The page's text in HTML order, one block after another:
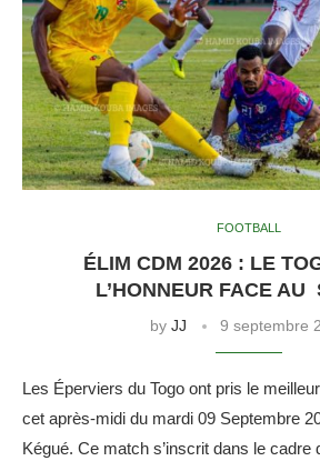
FOOTBALL
ÉLIM CDM 2026 : LE
L’HONNEUR FACE AU
by JJ 9 septembre
Les Éperviers du Togo ont pris le
cet après-midi du mardi 09 Septembre
Kégué. Ce match s’inscrit dans le cadre